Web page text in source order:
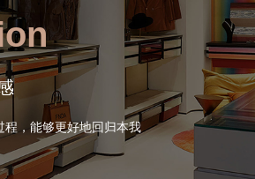
，能够更好地回归本我